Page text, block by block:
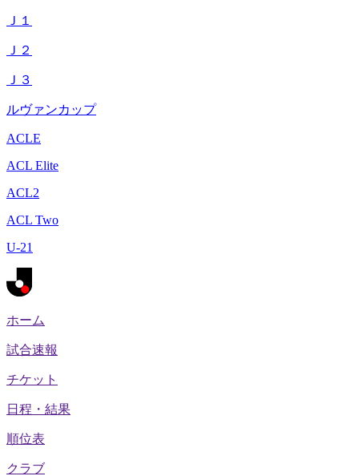
Ｊ１
Ｊ２
Ｊ３
ルヴァンカップ
ACLE
ACL Elite
ACL2
ACL Two
U-21
ホーム
試合速報
チケット
日程・結果
順位表
クラブ